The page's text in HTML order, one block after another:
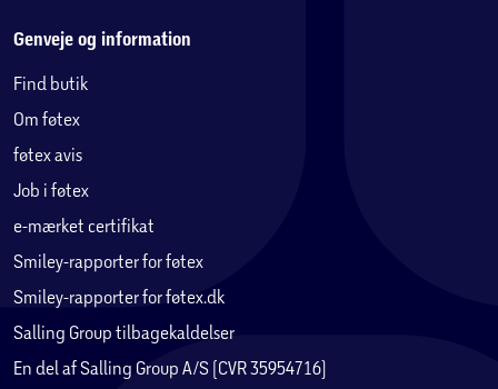
Genveje og information
Find butik
Om føtex
føtex avis
Job i føtex
e-mærket certifikat
Smiley-rapporter for føtex
Smiley-rapporter for føtex.dk
Salling Group tilbagekaldelser
En del af Salling Group A/S (CVR 35954716)